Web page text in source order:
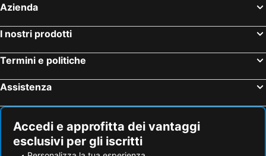
Azienda
I nostri prodotti
Termini e politiche
Assistenza
Accedi e approfitta dei vantaggi
esclusivi per gli iscritti